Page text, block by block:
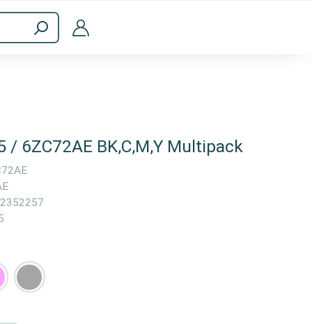
Accessoires informatiques
/ 6ZC72AE BK,C,M,Y Multipack